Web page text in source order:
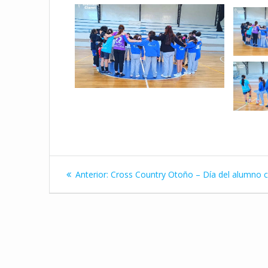
Navegación
de
Anterior: Entrada
Cross Country Otoño – Día del alumno